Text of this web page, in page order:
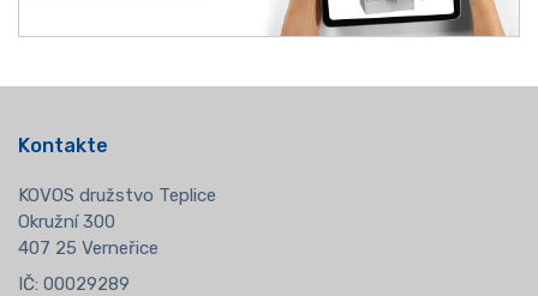
Kontakte
KOVOS družstvo Teplice
Okružní 300
407 25 Verneřice
IČ: 00029289